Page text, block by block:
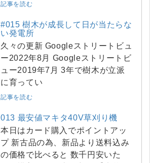
記事を読む
#015 樹木が成長して日が当たらな
い発電所
久々の更新 Googleストリートビュ
ー2022年8月 Googleストリートビ
ュー2019年7月 3年で樹木が立派
に育ってい
記事を読む
013 最安値マキタ40V草刈り機
本日はカード購入でポイントアッ
プ 新古品の為、新品より送料込み
の価格で比べると 数千円安いた